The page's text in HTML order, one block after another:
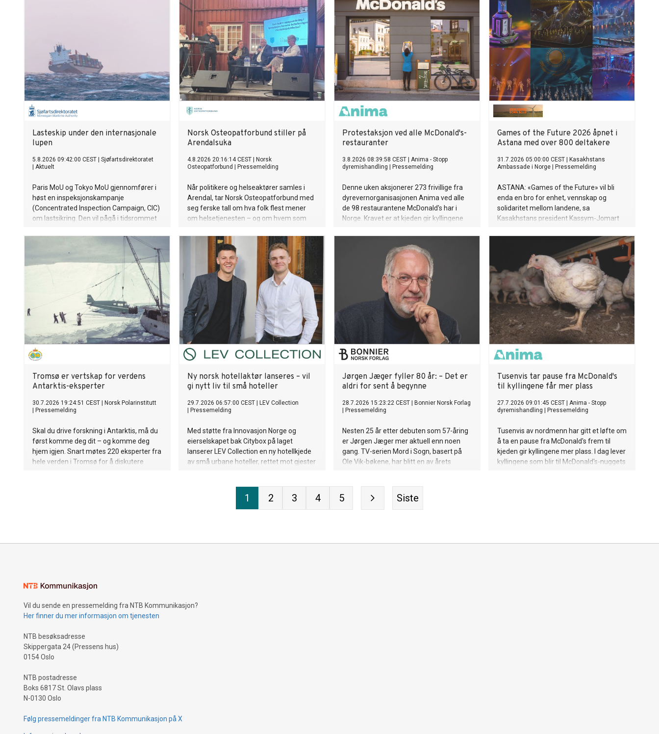
kommunale kontrakter er andelen 35
prosent, mens den er rundt 10 prosent for
fylkeskommunale og statlige avtaler.
forsyningssikkerhet. NVE følger
utviklingen av kraftsituasjonen, i tett
dialog med Statnett. Om nødvendig vil
NVE innføre en rapporteringsordning for
kraftprodusentene.
Lasteskip under den internasjonale
lupen
5.8.2026 09:42:00 CEST
Sjøfartsdirektoratet
Aktuelt
Paris MoU og Tokyo MoU gjennomfører i
høst en inspeksjonskampanje
(Concentrated Inspection Campaign, CIC)
om lastsikring. Den vil pågå i tidsrommet
Norsk Osteopatforbund stiller på
Arendalsuka
4.8.2026 20:16:14 CEST
Norsk
Osteopatforbund
Pressemelding
Når politikere og helseaktører samles i
Arendal, tar Norsk Osteopatforbund med
seg ferske tall om hva folk flest mener
om helsetjenesten – og om hvem som
Protestaksjon ved alle McDonald's-
restauranter
3.8.2026 08:39:58 CEST
Anima - Stopp
dyremishandling
Pressemelding
Denne uken aksjonerer 273 frivillige fra
dyrevernorganisasjonen Anima ved alle
de 98 restaurantene McDonald's har i
Norge. Kravet er at kjeden gir kyllingene
Games of the Future 2026 åpnet i
Astana med over 800 deltakere
31.7.2026 05:00:00 CEST
Kasakhstans
Ambassade i Norge
Pressemelding
ASTANA: «Games of the Future» vil bli
enda en bro for enhet, vennskap og
solidaritet mellom landene, sa
Kasakhstans president Kassym-Jomart
Tromsø er vertskap for verdens
Antarktis-eksperter
30.7.2026 19:24:51 CEST
Norsk Polarinstitutt
Pressemelding
Skal du drive forskning i Antarktis, må du
først komme deg dit – og komme deg
hjem igjen. Snart møtes 220 eksperter fra
hele verden i Tromsø for å diskutere
Ny norsk hotellaktør lanseres – vil
gi nytt liv til små hoteller
29.7.2026 06:57:00 CEST
LEV Collection
Pressemelding
Med støtte fra Innovasjon Norge og
eierselskapet bak Citybox på laget
lanserer LEV Collection en ny hotellkjede
av små urbane hoteller, rettet mot gjester
til høsten, mens flere etableringer
allerede er under utvikling i andre norske
Jørgen Jæger fyller 80 år: – Det er
aldri for sent å begynne
28.7.2026 15:23:22 CEST
Bonnier Norsk Forlag
Pressemelding
Nesten 25 år etter debuten som 57-åring
er Jørgen Jæger mer aktuell enn noen
gang. TV-serien Mord i Sogn, basert på
Ole Vik-bøkene, har blitt en av årets
Norge og internasjonalt. Onsdag 29. juli
fyller han 80 år.
Tusenvis tar pause fra McDonald's
til kyllingene får mer plass
27.7.2026 09:01:45 CEST
Anima - Stopp
dyremishandling
Pressemelding
Tusenvis av nordmenn har gitt et løfte om
å ta en pause fra McDonald's frem til
kjeden gir kyllingene mer plass. I dag lever
kyllingene som blir til McDonald's-nuggets
1 2 3 4 5 Siste
Vil du sende en pressemelding fra NTB Kommunikasjon?
Her finner du mer informasjon om tjenesten
NTB besøksadresse
Skippergata 24 (Pressens hus)
0154 Oslo
NTB postadresse
Boks 6817 St. Olavs plass
N-0130 Oslo
Følg pressemeldinger fra NTB Kommunikasjon på X